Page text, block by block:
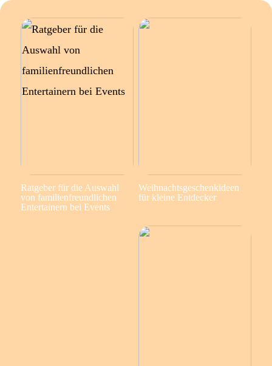
Ratgeber für die Auswahl
von familienfreundlichen
Entertainern bei Events
Weihnachtsgeschenkideen
für kleine Entdecker